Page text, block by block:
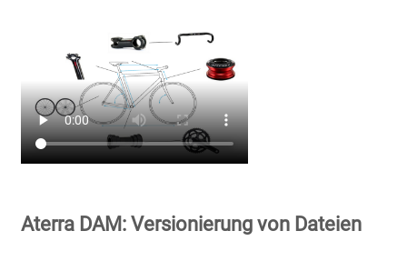
Aterra DAM: Versionierung von Dateien